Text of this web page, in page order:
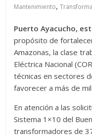
Mantenimiento,
Puerto Ayacucho,
propósito de
Amazonas, la clase
Eléctrica Nacional
técnicas en sectores
favorecer a más de
En atención a las
Sistema 1×10 del
transformadores de